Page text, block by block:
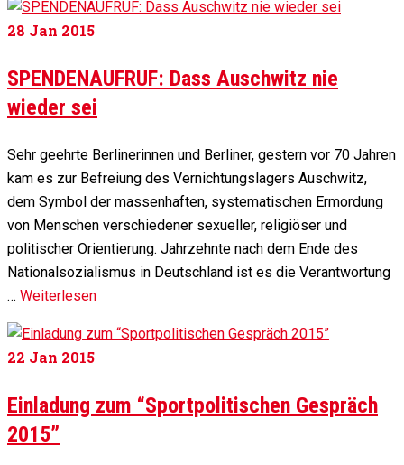
28 Jan 2015
SPENDENAUFRUF: Dass Auschwitz nie
wieder sei
Sehr geehrte Berlinerinnen und Berliner, gestern vor 70 Jahren
kam es zur Befreiung des Vernichtungslagers Auschwitz,
dem Symbol der massenhaften, systematischen Ermordung
von Menschen verschiedener sexueller, religiöser und
politischer Orientierung. Jahrzehnte nach dem Ende des
Nationalsozialismus in Deutschland ist es die Verantwortung
… Weiterlesen
22 Jan 2015
Einladung zum “Sportpolitischen Gespräch
2015”